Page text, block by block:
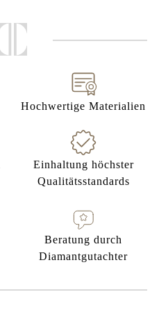
Hochwertige Materialien
Einhaltung höchster
Qualitätsstandards
Beratung durch
Diamantgutachter